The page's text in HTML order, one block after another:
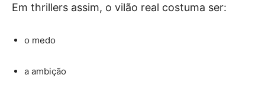
Em thrillers assim, o vilão real costuma ser:
o medo
a ambição